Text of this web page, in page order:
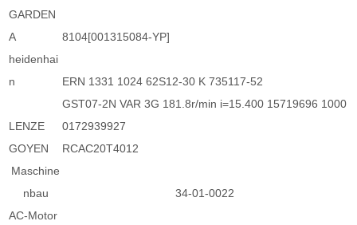
GARDEN
A
8104[001315084-YP]
heidenhai
n
ERN 1331 1024 62S12-30 K 735117-52
LENZE
GST07-2N VAR 3G 181.8r/min i=15.400 15719696 1000
0172939927
GOYEN
RCAC20T4012
Maschine
nbau
34-01-0022
AC-Motor